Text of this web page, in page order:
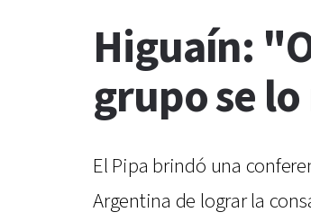
Higuaín:
grupo se
El Pipa brindó una
Argentina de lograr la